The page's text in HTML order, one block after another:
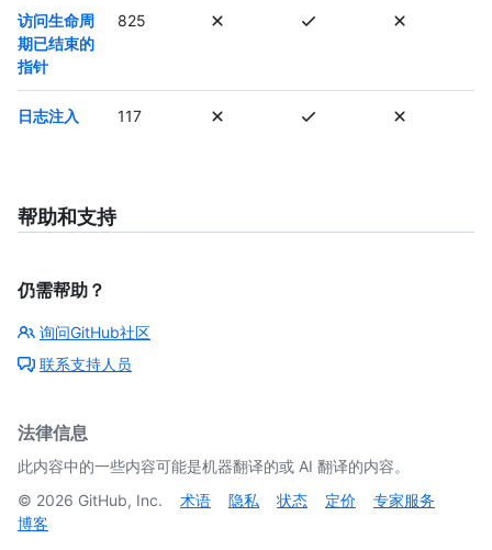
访问生命周
期已结束的
指针
825
日志注入 117
帮助和支持
仍需帮助？
询问GitHub社区
联系支持人员
法律信息
此内容中的一些内容可能是机器翻译的或 AI 翻译的内容。
© 2026 GitHub, Inc. 术语 隐私 状态 定价
专家服务
博客